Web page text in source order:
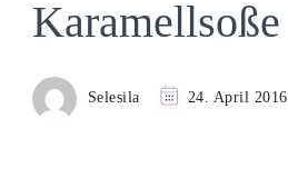
Karamellsoße
Selesila 24. April 2016